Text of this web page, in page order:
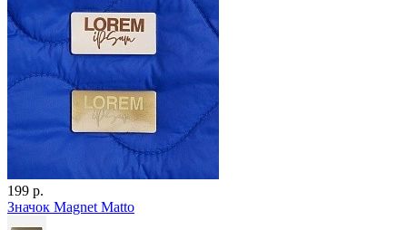
199 р.
Значок Magnet Matto